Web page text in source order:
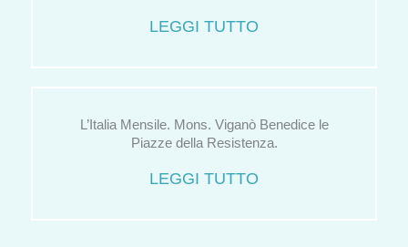
LEGGI TUTTO
L’Italia Mensile. Mons. Viganò Benedice le
Piazze della Resistenza.
LEGGI TUTTO